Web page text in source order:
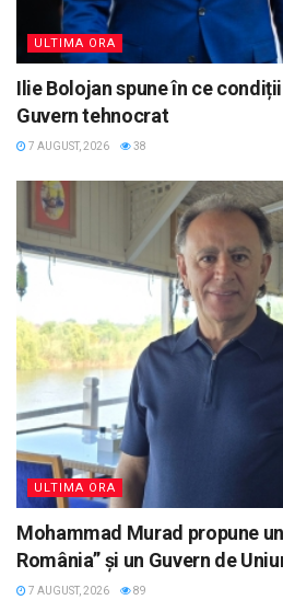
ULTIMA ORA
Ilie Bolojan spune în ce
Guvern tehnocrat
7 AUGUST, 2026 38
ULTIMA ORA
Mohammad Murad propune
România” și un Guvern de
7 AUGUST, 2026 89